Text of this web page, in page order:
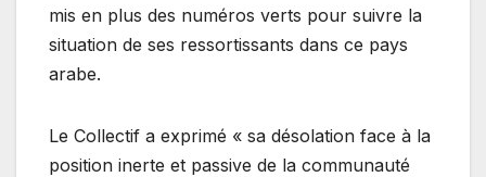
mis en plus des numéros verts pour suivre la
situation de ses ressortissants dans ce pays
arabe.
Le Collectif a exprimé « sa désolation face à la
position inerte et passive de la communauté